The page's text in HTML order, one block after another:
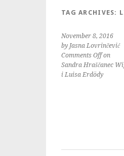
TAG ARCHIVES:
November 8, 2016
by Jasna Lovrinčević
Comments Offon
Sandra Hraščanec
i Luisa Erdödy